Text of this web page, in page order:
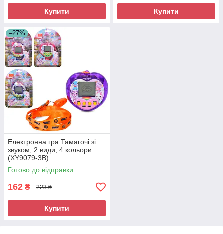
Купити Купити
–27%
Електронна гра Тамагочі зі
звуком, 2 види, 4 кольори
(XY9079-3B)
Готово до відправки
162 ₴ 223 ₴
Купити